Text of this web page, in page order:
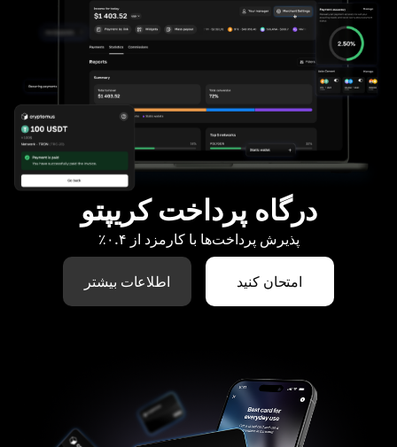
درگاه پرداخت کریپتو
پذیرش پرداخت‌ها با کارمزد از ۰.۴٪
امتحان کنید اطلاعات بیشتر